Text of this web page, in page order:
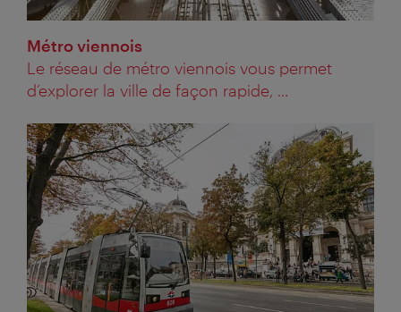
Métro viennois
Le réseau de métro viennois vous permet
d’explorer la ville de façon rapide, ...